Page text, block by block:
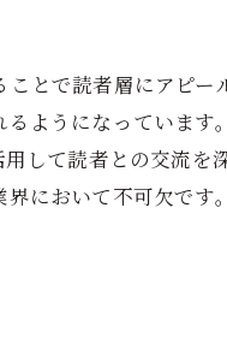
とで読者層にアピー
ようになっていま
して読者との交流を
において不可欠です。